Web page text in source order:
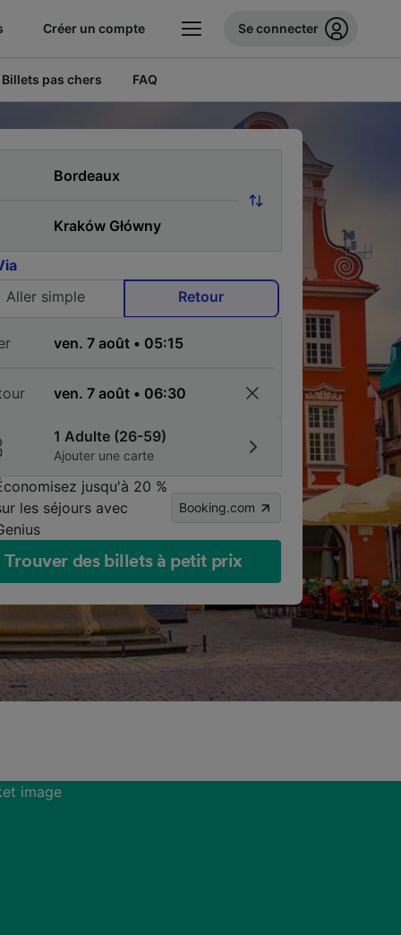
Créer un compte Se connecter
Billets pas chers FAQ
Aller simple
Retour
1 Adulte (26-59)
Ajouter une carte
jusqu'à 20 %
les séjours avec
Booking.com
Trouver des billets à petit prix